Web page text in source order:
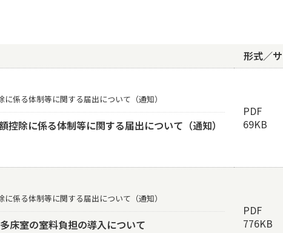
形式／
係る体制等に関する届出について（通知）
除に係る体制等に関する届出について（通知）
PDF
69KB
係る体制等に関する届出について（通知）
床室の室料負担の導入について
PDF
776KB